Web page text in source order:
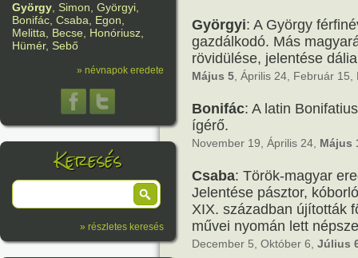
György, Simon, Györgyi,
Bonifác, Csaba, Egon,
Melitta, Becse, Honóriusz,
Hümér, Sebő
» névnapok eredete
Keresés
» részletes keresés
Györgyi: A György
gazdálkodó. Más
rövidülése, jelentése
Május 5 , Április 24, Február
Bonifác: A latin
ígérő.
November 19, Április 24, Május
Csaba: Török-magyar
Jelentése pásztor,
XIX. században újították
művei nyomán lett
December 5, Október 6, Július